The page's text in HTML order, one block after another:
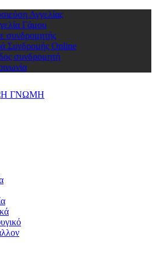
Αγγελίας
Γάμου
συνδρομητής
Συνδρομής Online
συνδρομητή